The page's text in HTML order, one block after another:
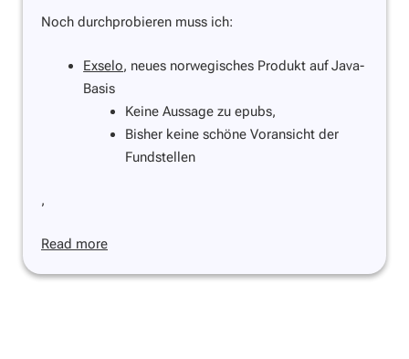
Noch durchprobieren muss ich:
Exselo, neues norwegisches Produkt auf Java-
Basis
Keine Aussage zu epubs,
Bisher keine schöne Voransicht der
Fundstellen
,
Read more